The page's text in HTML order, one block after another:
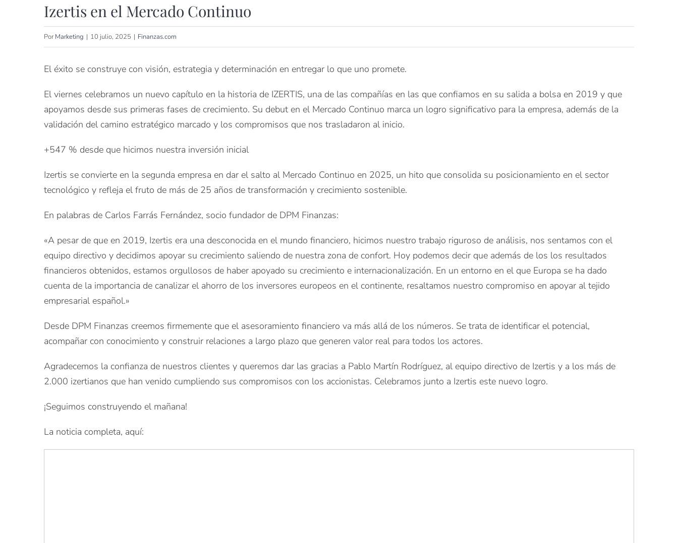
Izertis en el Mercado Continuo
PorMarketing | 10 julio, 2025 | Finanzas.com
El éxito se construye con visión, estrategia y determinación en entregar lo que uno promete.
El viernes celebramos un nuevo capítulo en la historia de IZERTIS, una de las compañías en las que confiamos en su salida a bolsa en 2019 y que
apoyamos desde sus primeras fases de crecimiento. Su debut en el Mercado Continuo marca un logro significativo para la empresa, además de la
validación del camino estratégico marcado y los compromisos que nos trasladaron al inicio.
+547 % desde que hicimos nuestra inversión inicial
Izertis se convierte en la segunda empresa en dar el salto al Mercado Continuo en 2025, un hito que consolida su posicionamiento en el sector
tecnológico y refleja el fruto de más de 25 años de transformación y crecimiento sostenible.
En palabras de Carlos Farrás Fernández, socio fundador de DPM Finanzas:
«A pesar de que en 2019, Izertis era una desconocida en el mundo financiero, hicimos nuestro trabajo riguroso de análisis, nos sentamos con el
equipo directivo y decidimos apoyar su crecimiento saliendo de nuestra zona de confort. Hoy podemos decir que además de los los resultados
financieros obtenidos, estamos orgullosos de haber apoyado su crecimiento e internacionalización. En un entorno en el que Europa se ha dado
cuenta de la importancia de canalizar el ahorro de los inversores europeos en el continente, resaltamos nuestro compromiso en apoyar al tejido
empresarial español.»
Desde DPM Finanzas creemos firmemente que el asesoramiento financiero va más allá de los números. Se trata de identificar el potencial,
acompañar con conocimiento y construir relaciones a largo plazo que generen valor real para todos los actores.
Agradecemos la confianza de nuestros clientes y queremos dar las gracias a Pablo Martín Rodríguez, al equipo directivo de Izertis y a los más de
2.000 izertianos que han venido cumpliendo sus compromisos con los accionistas. Celebramos junto a Izertis este nuevo logro.
¡Seguimos construyendo el mañana!
La noticia completa, aquí: